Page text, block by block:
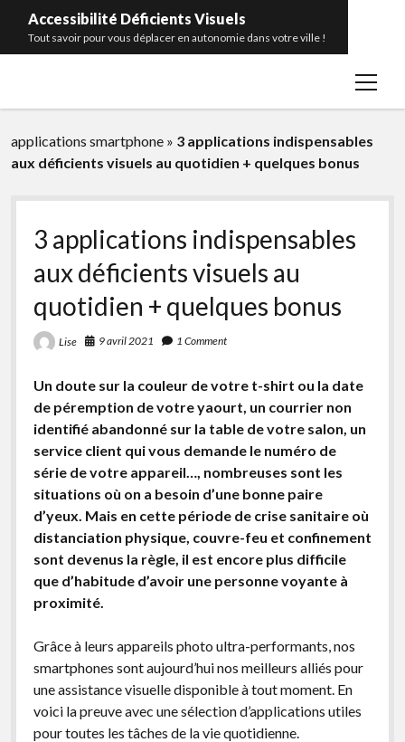
Accessibilité Déficients Visuels
Tout savoir pour vous déplacer en autonomie dans votre ville !
open
Portrait
menu
Transports en commun
Télécommande pour feux sonores
Balises sonores
Bandes d’éveil de vigilance
Glossaire
Non classé
Bandes de guidage
Feux sonores
facebook
applications smartphone » 3 applications indispensables
aux déficients visuels au quotidien + quelques bonus
3 applications indispensables
aux déficients visuels au
quotidien + quelques bonus
Lise 9 avril 2021 1 Comment
Un doute sur la couleur de votre t-shirt ou la date
de péremption de votre yaourt, un courrier non
identifié abandonné sur la table de votre salon, un
service client qui vous demande le numéro de
série de votre appareil…, nombreuses sont les
situations où on a besoin d’une bonne paire
d’yeux. Mais en cette période de crise sanitaire où
distanciation physique, couvre-feu et confinement
sont devenus la règle, il est encore plus difficile
que d’habitude d’avoir une personne voyante à
proximité.
Grâce à leurs appareils photo ultra-performants, nos
smartphones sont aujourd’hui nos meilleurs alliés pour
une assistance visuelle disponible à tout moment. En
voici la preuve avec une sélection d’applications utiles
pour toutes les tâches de la vie quotidienne.